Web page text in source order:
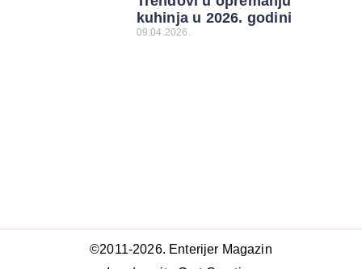
kuhinja u 2026. godini
09.04.2026.
©2011-2026. Enterijer Magazin